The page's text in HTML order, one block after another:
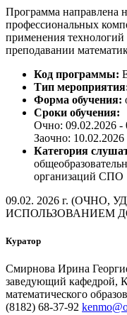
Программа направлена
профессиональных
применения технологий
преподавании
Код программы:
Тип
Форма обучения:
Сроки обучения:
Очно: 09.02.2026 -
Заочно:
Категория
организаций СПО
09.02. 2026 г.
ИСПОЛЬЗОВАНИЕМ
Куратор
Смирнова Ирина
заведующий кафедрой,
математического
(8182) 68-37-92